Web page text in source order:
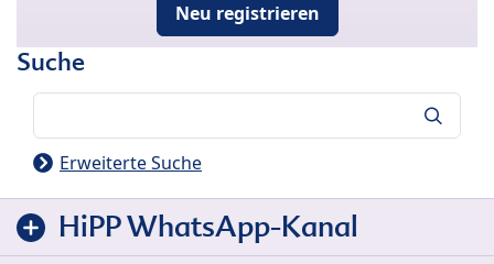
Neu registrieren
Suche
Erweiterte Suche
HiPP WhatsApp-Kanal